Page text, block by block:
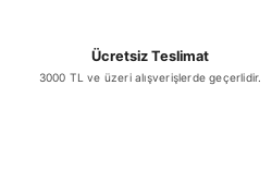
Ücretsiz Teslimat
3000 TL ve üzeri alışverişlerde geçerlidir.